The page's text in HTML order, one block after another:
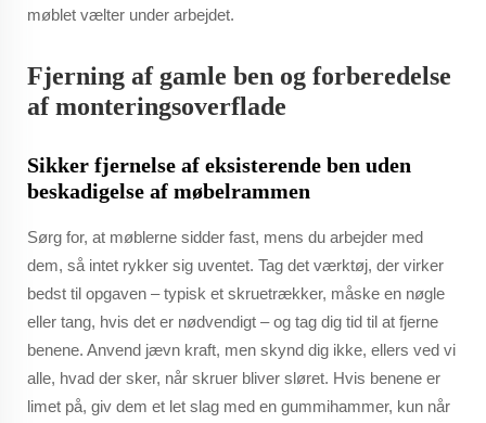
møblet vælter under arbejdet.
Fjerning af gamle ben og forberedelse
af monteringsoverflade
Sikker fjernelse af eksisterende ben uden
beskadigelse af møbelrammen
Sørg for, at møblerne sidder fast, mens du arbejder med
dem, så intet rykker sig uventet. Tag det værktøj, der virker
bedst til opgaven – typisk et skruetrækker, måske en nøgle
eller tang, hvis det er nødvendigt – og tag dig tid til at fjerne
benene. Anvend jævn kraft, men skynd dig ikke, ellers ved vi
alle, hvad der sker, når skruer bliver sløret. Hvis benene er
limet på, giv dem et let slag med en gummihammer, kun når